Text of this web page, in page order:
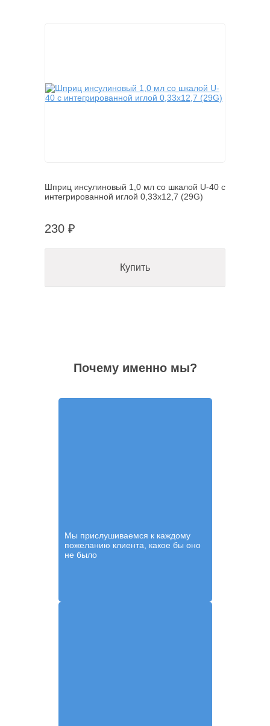
Шприц инсулиновый 1,0 мл со шкалой U-40 с
интегрированной иглой 0,33х12,7 (29G)
230 ₽
Купить
Почему именно мы?
Мы прислушиваемся к каждому
пожеланию клиента, какое бы оно
не было